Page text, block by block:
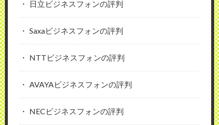
日立ビジネスフォンの評判
Saxaビジネスフォンの評判
NTTビジネスフォンの評判
AVAYAビジネスフォンの評判
NECビジネスフォンの評判